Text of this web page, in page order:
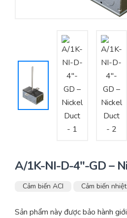
Bảo trì – Bảo dưỡng hệ thống
Tư vấn – Thiết kế – Cung cấp
Tư vấn thiết kế, thi công tủ
Thi công – Lắp đặt hệ thống
A/1K-NI-D-4″-GD –
Cảm biến ACI Cảm biến
Sản phẩm này được bảo hành